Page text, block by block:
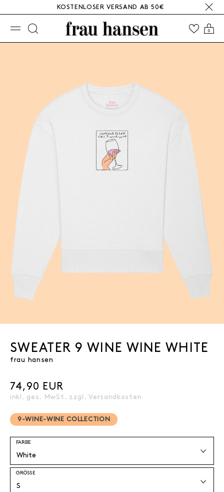
KOSTENLOSER VERSAND AB 50€
0
☰
SWEATER 9 WINE WINE WHITE
frau hansen
74,90 EUR
inkl. ges. MwSt. zzgl.Versandkosten
9-WINE-WINE COLLECTION
FARBE
GRÖSSE